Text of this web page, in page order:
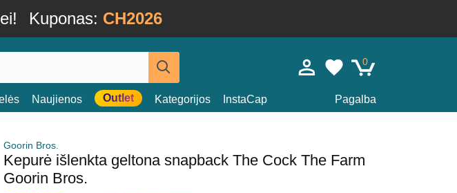
Kuponas: CH2026
0
Naujienos Outlet Kategorijos InstaCap Pagalba
Goorin Bros.
Kepurė išlenkta geltona snapback The Cock The Farm
Goorin Bros.